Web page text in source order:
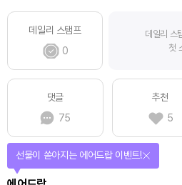
데일리 스탬프
0
데일리 스
첫
댓글
75
추천
5
선물이 쏟아지는 에어드랍 이벤트!